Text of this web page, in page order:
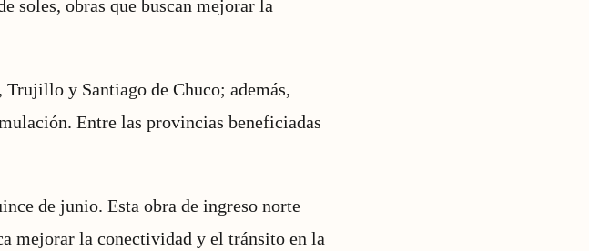
soles, obras que buscan mejorar la
Trujillo y Santiago de Chuco; además,
Entre las provincias beneficiadas
de junio. Esta obra de ingreso norte
mejorar la conectividad y el tránsito en la